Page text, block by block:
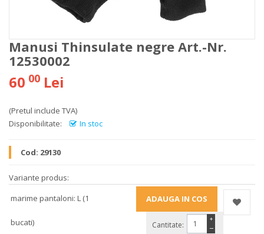
Manusi Thinsulate negre Art.-Nr.
12530002
60 00 Lei
(Pretul include TVA)
Disponibilitate:
In stoc
Cod: 29130
Variante produs:
marime pantaloni: L (1
bucati) Cantitate: −
+